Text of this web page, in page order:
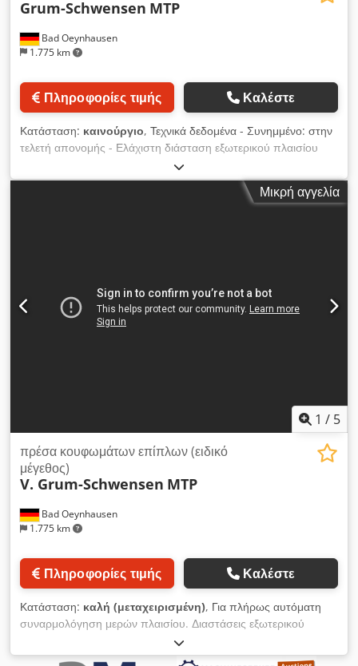
Bad Oeynhausen
1.775 km
Grum-Schwensen MTP
Πληροφορίες τιμής Καλέστε
Κατάσταση: καινούργιο, Τεχνικά δεδομένα - Συνημμένο: στην
τελετή απονομής - Ελάχιστη διάσταση εξωτερικού πλαισίου
(mm): 120 x 120 - Μέγιστη διάσταση εξωτερικού πλαισίου
(mm): 700 x 2200 - Μήκος συστήματος (mm): 2750 - Πλάτος
συστήματος (mm): 1250 - Ύψος συστήματος (mm): 900 -
αυτοματισμού - Χωρίς προσδιορισμό των διαστάσεων του
πλαισίου σχετικά με το προσάρτημα - Δυνατές δημοφιλείς
μέθοδοι για τη σύνδεση των μετρητών πλαισίου - Μικρό
Μικρή αγγελία
1 / 5
Bad Oeynhausen
1.775 km
πρέσα κουφωμάτων επίπλων (ειδικό
μέγεθος)
V. Grum-Schwensen MTP
Πληροφορίες τιμής Καλέστε
Κατάσταση: καλή (μεταχειρισμένη), Για πλήρως αυτόματη
συναρμολόγηση μερών πλαισίου. Διαστάσεις εξωτερικού
πλαισίου: ελάχ. Μέγιστο 120 x 120 mm 700 x 2.500 mm
Djdpfx Asdhdg Ijn Heck